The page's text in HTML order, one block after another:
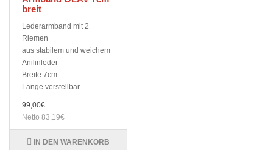
breit
Lederarmband mit 2
Riemen
aus stabilem und weichem
Anilinleder
Breite 7cm
Länge verstellbar ...
99,00€
Netto 83,19€
IN DEN WARENKORB